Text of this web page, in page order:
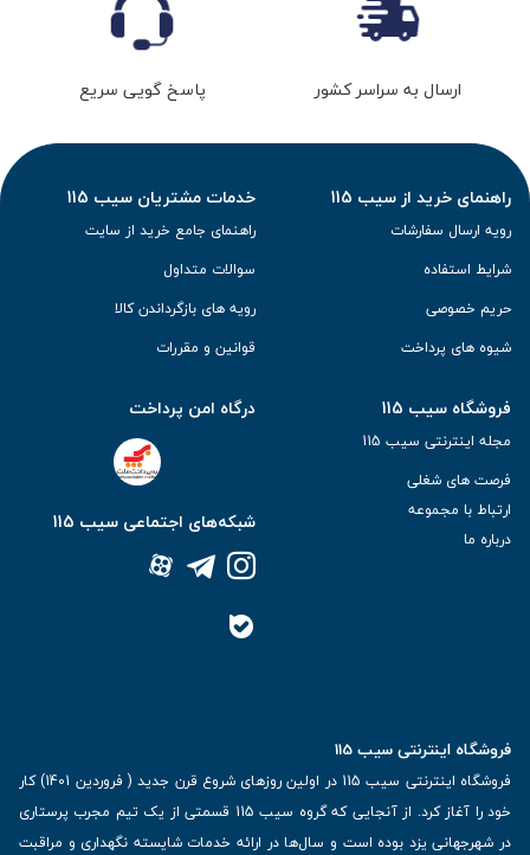
ارسال به سراسر کشور پاسخ گویی سریع
راهنمای خرید از سیب 115
رویه ارسال سفارشات
شرایط استفاده
حریم خصوصی
شیوه های پرداخت
خدمات مشتریان سیب 115
راهنمای جامع خرید از سایت
سوالات متداول
رویه های بازگرداندن کالا
قوانین و مقررات
فروشگاه سیب 115
مجله اینترنتی سیب 115
فرصت های شغلی
ارتباط با مجموعه
درباره ما
درگاه امن پرداخت
شبکه‌های اجتماعی سیب 115
فروشگاه اینترنتی سیب 115
فروشگاه اینترنتی سیب 115 در اولین روزهای شروع قرن جدید ( فروردین 1401) کار
خود را آغاز کرد. از آنجایی که گروه سیب 115 قسمتی از یک تیم مجرب پرستاری
در شهرجهانی یزد بوده است و سال‌ها در ارائه خدمات شایسته نگهداری و مراقبت